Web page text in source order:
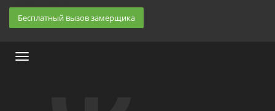
Бесплатный вызов замерщика
Меню